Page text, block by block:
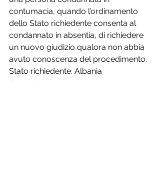
contumacia, quando l’ordinamento
dello Stato richiedente consenta al
condannato in absentia, di richiedere
un nuovo giudizio qualora non abbia
avuto conoscenza del procedimento.
Stato richiedente: Albania
Esito: Rigetto